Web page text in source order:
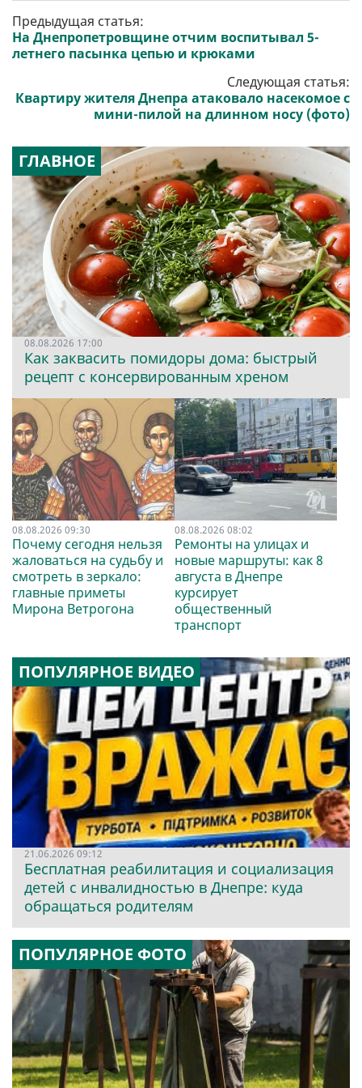
Предыдущая статья:
На Днепропетровщине отчим воспитывал 5-
летнего пасынка цепью и крюками
Следующая статья:
Квартиру жителя Днепра атаковало насекомое с
мини-пилой на длинном носу (фото)
ГЛАВНОЕ
08.08.2026 17:00
Как заквасить помидоры дома: быстрый
рецепт с консервированным хреном
08.08.2026 09:30
Почему сегодня нельзя
жаловаться на судьбу и
смотреть в зеркало:
главные приметы
Мирона Ветрогона
08.08.2026 08:02
Ремонты на улицах и
новые маршруты: как 8
августа в Днепре
курсирует
общественный
транспорт
ПОПУЛЯРНОЕ ВИДЕО
21.06.2026 09:12
Бесплатная реабилитация и социализация
детей с инвалидностью в Днепре: куда
обращаться родителям
ПОПУЛЯРНОЕ ФОТО